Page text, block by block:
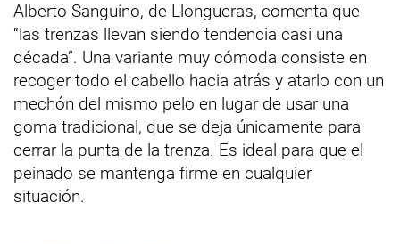
Alberto Sanguino, de Llongueras, comenta que
“las trenzas llevan siendo tendencia casi una
década”. Una variante muy cómoda consiste en
recoger todo el cabello hacia atrás y atarlo con un
mechón del mismo pelo en lugar de usar una
goma tradicional, que se deja únicamente para
cerrar la punta de la trenza. Es ideal para que el
peinado se mantenga firme en cualquier
situación.